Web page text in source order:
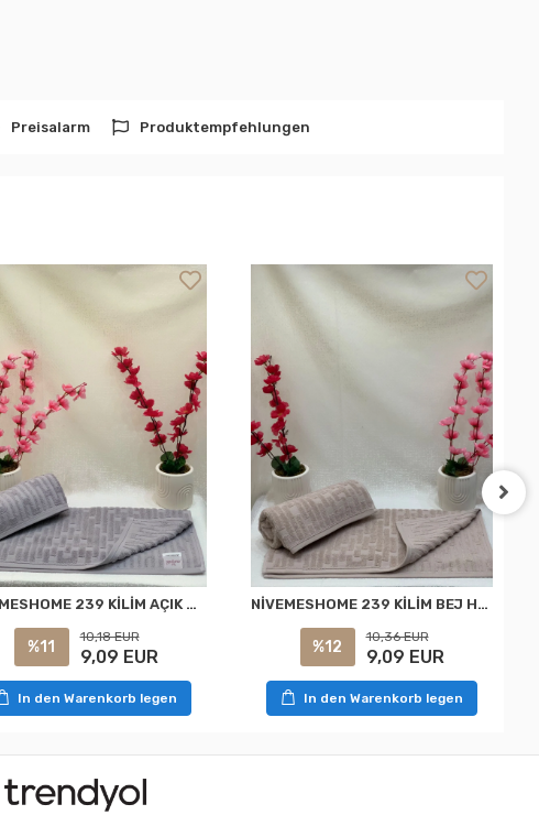
Preisalarm Produktempfehlungen
NİVEMESHOME 239 KİLİM AÇIK GRİ HAVLU NURPAK
%11
10,18 EUR
9,09 EUR
In den Warenkorb legen
NİVEMESHOME 239 KİLİM BEJ HAVLU NURPAK
%12
10,36 EUR
9,09 EUR
In den Warenkorb legen